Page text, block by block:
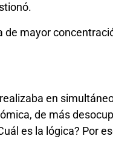
de mayor
en
de más
es la lógica? Por